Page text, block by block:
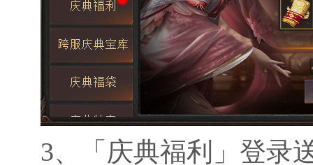
3、 「庆典福利」登录